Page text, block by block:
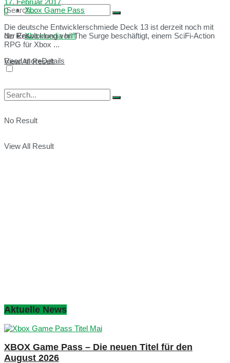
No Result
View All Result
Xbox Game Pass
Xboxmedia hilft
No Result
View All Result
17. Februar 2017
0
Die deutsche Entwicklerschmiede Deck 13 ist derzeit noch mit
der Entwicklung von The Surge beschäftigt, einem SciFi-Action
RPG für Xbox ...
Read moreDetails
Aktuelle News
XBOX Game Pass – Die neuen Titel für den
August 2026